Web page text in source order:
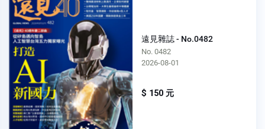
遠見雜誌 - No.0482
No. 0482
2026-08-01
$ 150 元